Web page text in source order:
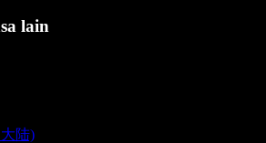
lain
陆)